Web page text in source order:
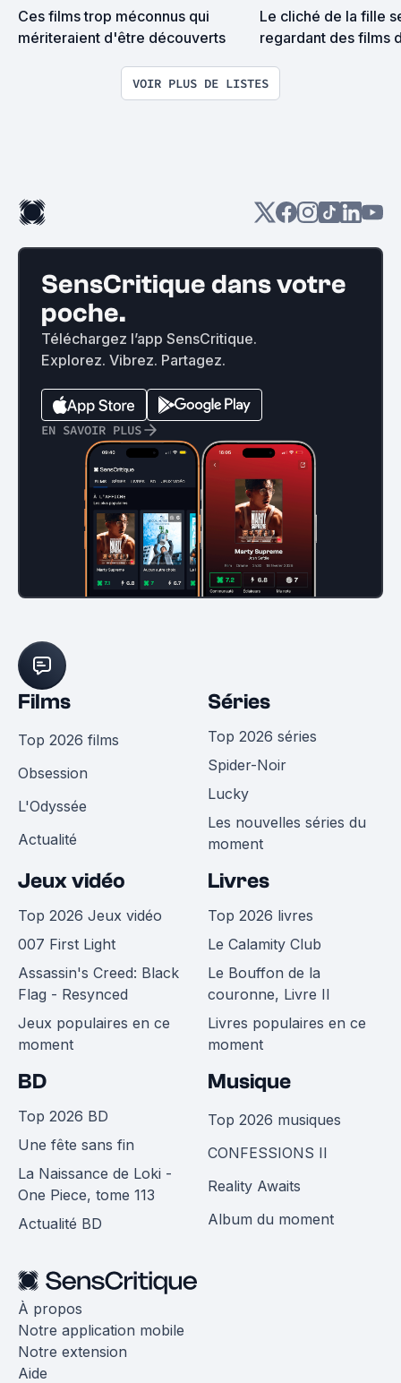
Ces films trop méconnus qui
mériteraient d'être découverts
Le cliché de la fille
regardant des films
un pot de glace.
VOIR PLUS DE LISTES
SensCritique dans votre
poche.
Téléchargez l’app SensCritique.
Explorez. Vibrez. Partagez.
EN SAVOIR PLUS
Films
Top 2026 films
Obsession
L'Odyssée
Actualité
Séries
Top 2026 séries
Spider-Noir
Lucky
Les nouvelles séries du
moment
Jeux vidéo
Top 2026 Jeux vidéo
007 First Light
Assassin's Creed: Black
Flag - Resynced
Jeux populaires en ce
moment
Livres
Top 2026 livres
Le Calamity Club
Le Bouffon de la
couronne, Livre II
Livres populaires en ce
moment
BD
Top 2026 BD
Une fête sans fin
La Naissance de Loki -
One Piece, tome 113
Actualité BD
Musique
Top 2026 musiques
CONFESSIONS II
Reality Awaits
Album du moment
À propos
Notre application mobile
Notre extension
Aide